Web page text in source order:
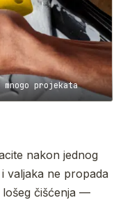
projekata
nakon jednog
valjaka ne propada
lošeg čišćenja —